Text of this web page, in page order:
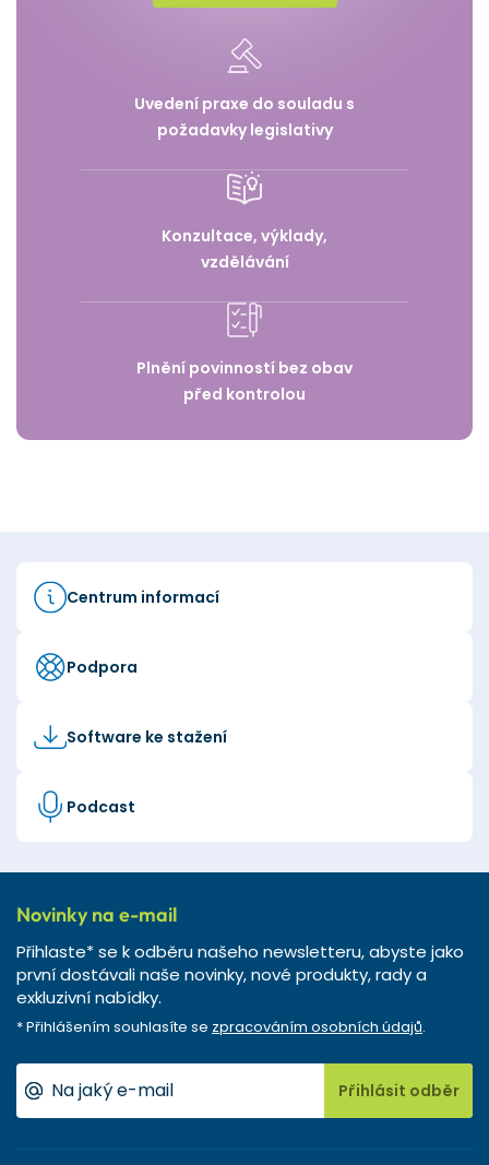
Uvedení praxe do souladu s
požadavky legislativy
Konzultace, výklady,
vzdělávání
Plnění povinností bez obav
před kontrolou
Centrum informací
Podpora
Software ke stažení
Podcast
Novinky na e-mail
Přihlaste* se k odběru našeho newsletteru, abyste jako
první dostávali naše novinky, nové produkty, rady a
exkluzivní nabídky.
* Přihlášením souhlasíte se zpracováním osobních údajů.
Přihlásit odběr